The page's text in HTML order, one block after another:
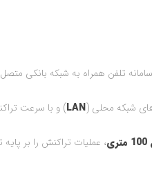
تلفن همراه به شبکه بانکی
شبکه محلی (LAN) و با سرعت
متری، عملیات تراکنش را بر پایه